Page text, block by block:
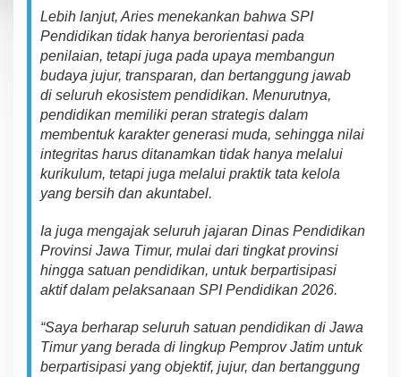
Lebih lanjut, Aries menekankan bahwa SPI
Pendidikan tidak hanya berorientasi pada
penilaian, tetapi juga pada upaya membangun
budaya jujur, transparan, dan bertanggung jawab
di seluruh ekosistem pendidikan. Menurutnya,
pendidikan memiliki peran strategis dalam
membentuk karakter generasi muda, sehingga nilai
integritas harus ditanamkan tidak hanya melalui
kurikulum, tetapi juga melalui praktik tata kelola
yang bersih dan akuntabel.
Ia juga mengajak seluruh jajaran Dinas Pendidikan
Provinsi Jawa Timur, mulai dari tingkat provinsi
hingga satuan pendidikan, untuk berpartisipasi
aktif dalam pelaksanaan SPI Pendidikan 2026.
“Saya berharap seluruh satuan pendidikan di Jawa
Timur yang berada di lingkup Pemprov Jatim untuk
berpartisipasi yang objektif, jujur, dan bertanggung